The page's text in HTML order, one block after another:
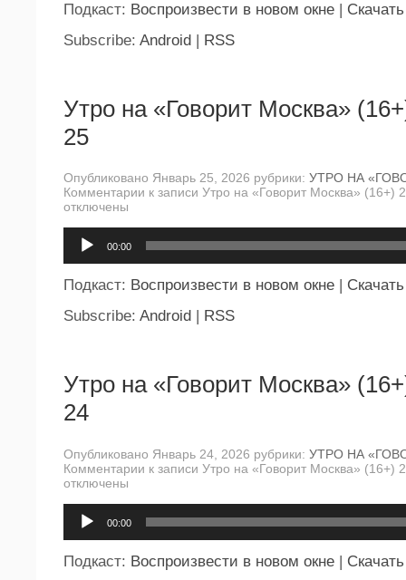
Подкаст: Воспроизвести в новом окне | Скачать
Subscribe: Android | RSS
Утро на «Говорит Москва»
25
Опубликовано Январь 25, 2026 рубрики: УТРО НА
Комментарии к записи Утро на «Говорит Москва» (16+)
отключены
00:00
Подкаст: Воспроизвести в новом окне | Скачать
Subscribe: Android | RSS
Утро на «Говорит Москва»
24
Опубликовано Январь 24, 2026 рубрики: УТРО НА
Комментарии к записи Утро на «Говорит Москва» (16+)
отключены
00:00
Подкаст: Воспроизвести в новом окне | Скачать